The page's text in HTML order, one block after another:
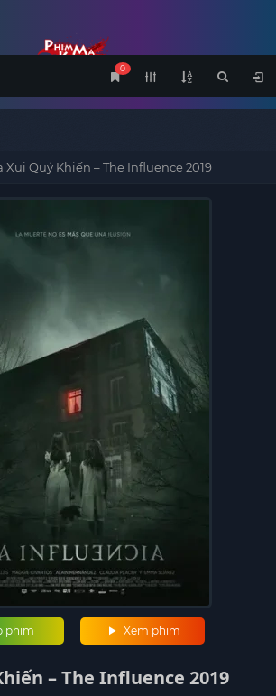
0
Xui Quỷ Khiến – The Influence 2019
Xem phim
phim
– The Influence 2019